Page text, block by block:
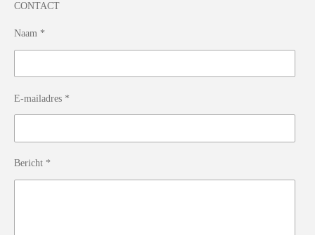
CONTACT
Naam *
E-mailadres *
Bericht *